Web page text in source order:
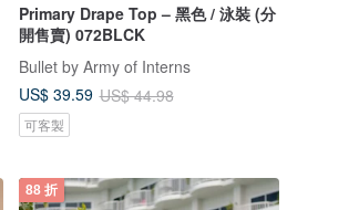
Primary Drape Top – 黑色 / 泳裝 (分
開售賣) 072BLCK
Bullet by Army of Interns
US$ 39.59 US$ 44.98
可客製
88 折